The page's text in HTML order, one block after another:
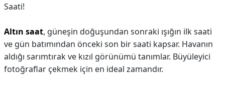
Saati!
Altın saat, güneşin doğuşundan sonraki ışığın ilk saati
ve gün batımından önceki son bir saati kapsar. Havanın
aldığı sarımtırak ve kızıl görünümü tanımlar. Büyüleyici
fotoğraflar çekmek için en ideal zamandır.